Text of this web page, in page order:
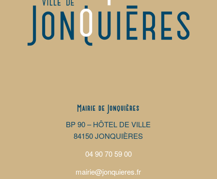
Mairie de Jonquières
BP 90 – HÔTEL DE VILLE
84150 JONQUIÈRES
04 90 70 59 00
mairie@jonquieres.fr